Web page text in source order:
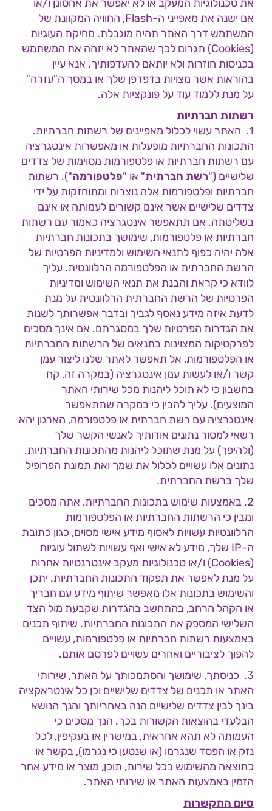
את טכנולוגיות המעקב או לא יאפשר את אחסונן ו/או
אם ישנה את מאפייני ה-Flash, החוויה המקוונת של
המשתמש דרך האתר תהיה מוגבלת. מחיקת העוגיות
(Cookies) תגרום לכך שהאתר לא יזהה את המשתמש
בכניסות חוזרות ולא יותאם להעדפותיך. אנא עיין
בהוראות אשר מצויות בדפדפן שלך או במסך ה"עזרה"
על מנת ללמוד עוד על פונקציות אלה.
רשתות חברתיות
1. האתר עשוי לכלול מאפיינים של רשתות חברתיות.
התכונות החברתיות מופעלות או מאפשרות אינטגרציה
עם רשתות חברתיות או פלטפורמות מסוימות של צדדים
שלישיים ("רשת חברתית" או "פלטפורמה"). רשתות
חברתיות ופלטפורמות אלה נוצרות ומתוחזקות על ידי
צדדים שלישיים אשר אינם קשורים לעמותה או אינם
בשליטתה. אם תתאפשר אינטגרציה כאמור עם רשתות
חברתיות או פלטפורמות, שימושך בתכונות חברתיות
אלה יהיה כפוף לתנאי השימוש ולמדיניות הפרטיות של
הרשת החברתית או הפלטפורמה הרלוונטית. עליך
לוודא כי קראת והבנת את תנאי השימוש ומדיניות
הפרטיות של הרשת החברתית הרלוונטית על מנת
לדעת איזה מידע נאסף לגביך ובדבר אפשרותך לשנות
את הגדרות הפרטיות שלך במסגרתם. אם אינך מסכים
לפרקטיקות המצוינות בתנאים של הרשתות החברתיות
או הפלטפורמות, אל תאפשר לאתר שלנו ליצור עמן
קשר ו/או לעשות עמן אינטגרציה (במקרה זה, קח
בחשבון כי לא תוכל ליהנות מכל שירותי האתר
המוצעים). עליך להבין כי במקרה שתתאפשר
אינטגרציה עם רשת חברתית או פלטפורמה, הארגון יהא
רשאי למסור נתונים אודותיך לאנשי הקשר שלך
(ולהיפך) על מנת שתוכל ליהנות מהתכונות החברתיות.
נתונים אלו עשויים לכלול את שמך ואת תמונת הפרופיל
שלך ברשת החברתית.
2. באמצעות שימוש בתכונות החברתיות, אתה מסכים
ומבין כי הרשתות החברתיות או הפלטפורמות
הרלוונטיות עשויות לאסוף מידע אישי מסוים, כגון כתובת
ה-IP שלך, מידע לא אישי ואף עשויות לשתול עוגיות
(Cookies) ו/או טכנולוגיות מעקב אינטרנטיות אחרות
על מנת לאפשר את תפקוד התכונות החברתיות. יתכן
והשימוש בתכונות אלו מאפשר שיתוף מידע עם חבריך
או הקהל הרחב, בהתחשב בהגדרות שקבעת מול הצד
השלישי המספק את התכונות החברתיות. שיתוף תכנים
באמצעות רשתות חברתיות או פלטפורמות, עשויים
להפוך לציבוריים ואחרים עשויים לפרסם אותם.
3. כניסתך, שימושך והסתמכותך על האתר, שירותי
האתר או תכנים של צדדים שלישיים וכן כל אינטראקציה
בינך לבין צדדים שלישיים הנה באחריותך והנך הנושא
הבלעדי בהוצאות הקשורות בכך. הנך מסכים כי
העמותה לא תהא אחראית, במישרין או בעקיפין, לכל
נזק או הפסד שנגרמו (או שנטען כי נגרמו), בקשר או
כתוצאה מהשימוש בכל שירות, תוכן, מוצר או מידע אחר
הזמין באמצעות האתר או שירותי האתר.
סיום התקשרות